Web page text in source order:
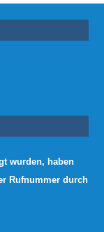
wurden, haben
Rufnummer durch